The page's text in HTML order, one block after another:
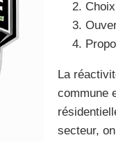
La
commune
secteur,